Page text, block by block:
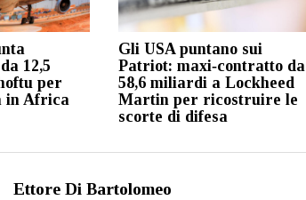
12,5
per
in Africa
Gli USA puntano sui
Patriot: maxi‑contratto da
58,6 miliardi a Lockheed
Martin per ricostruire le
scorte di difesa
Ettore Di Bartolomeo